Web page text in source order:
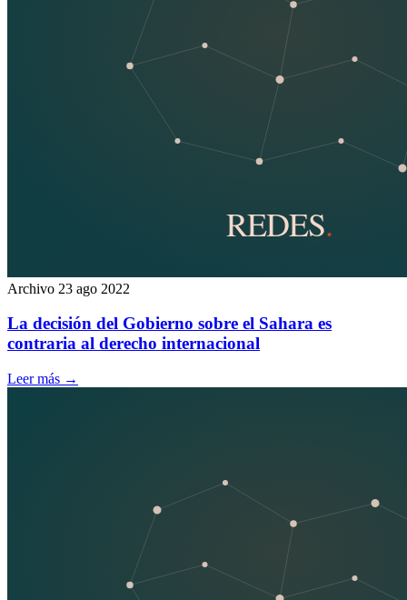
Archivo 23 ago 2022
La decisión del Gobierno sobre el Sahara es
contraria al derecho internacional
Leer más →